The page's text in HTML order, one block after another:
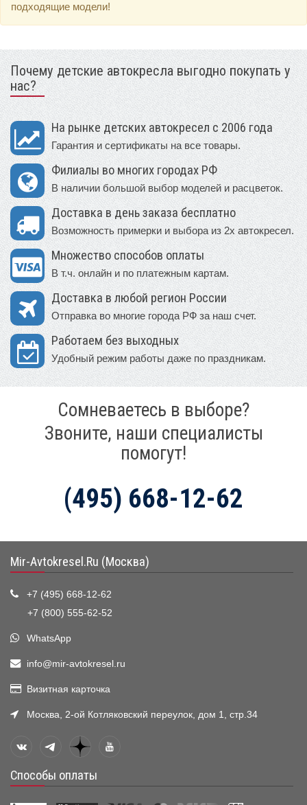
подходящие модели!
Почему детские автокресла выгодно покупать у
нас?
На рынке детских автокресел с 2006 года
Гарантия и сертификаты на все товары.
Филиалы во многих городах РФ
В наличии большой выбор моделей и расцветок.
Доставка в день заказа бесплатно
Возможность примерки и выбора из 2х автокресел.
Множество способов оплаты
В т.ч. онлайн и по платежным картам.
Доставка в любой регион России
Отправка во многие города РФ за наш счет.
Работаем без выходных
Удобный режим работы даже по праздникам.
Сомневаетесь в выборе?
Звоните, наши специалисты
помогут!
(495) 668-12-62
Mir-Avtokresel.Ru (Москва)
+7 (495) 668-12-62
+7 (800) 555-62-52
WhatsApp
info@mir-avtokresel.ru
Визитная карточка
Москва, 2-ой Котляковский переулок, дом 1, стр.34
Способы оплаты